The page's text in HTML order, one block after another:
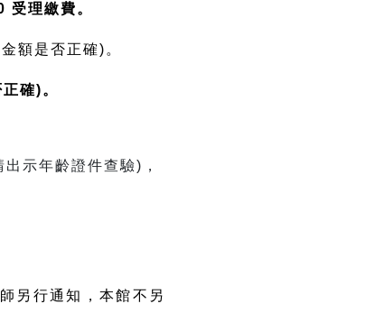
理繳費。
額是否正確)。
確)。
示年齡證件查驗)，
另行通知，本館不另